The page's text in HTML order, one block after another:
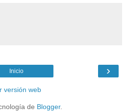
›
Inicio
versión web
de Blogger.